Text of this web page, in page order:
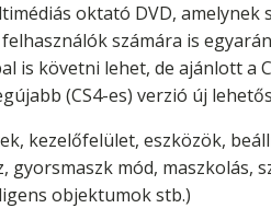
oktató DVD,
számára is
követni lehet, de ajánlott a
(CS4-es) verzió új
kezelőfelület, eszközök,
gyorsmaszk mód, maszkolás,
objektumok stb.)